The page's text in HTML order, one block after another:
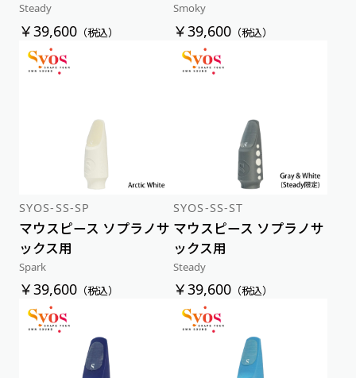
Steady
￥39,600（税込）
Smoky
￥39,600 （税込）
SYOS-SS-SP
マウスピース ソプラノサ
ックス用
Spark
￥39,600（税込）
SYOS-SS-ST
マウスピース ソプラノサ
ックス用
Steady
￥39,600 （税込）